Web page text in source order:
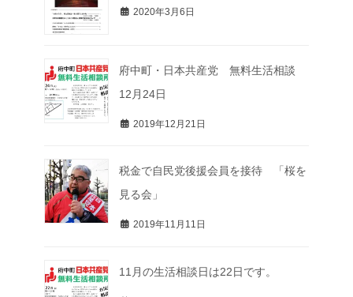
2020年3月6日
府中町・日本共産党 無料生活相談
12月24日
2019年12月21日
税金で自民党後援会員を接待 「桜を
見る会」
2019年11月11日
11月の生活相談日は22日です。